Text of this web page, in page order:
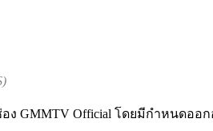
ง GMMTV Official โดยมีกำหนดอ